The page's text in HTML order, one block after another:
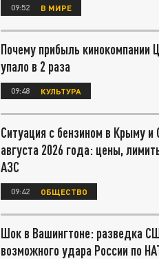
09:52 В МИРЕ
Почему прибыль кинокомпании
упало в 2 раза
09:48 КУЛЬТУРА
Ситуация с бензином в Крыму и
августа 2026 года: цены,
АЗС
09:42 ОБЩЕСТВО
Шок в Вашингтоне: разведка
возможного удара России по